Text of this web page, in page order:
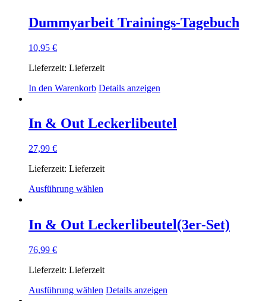
Dummyarbeit Trainings-Tagebuch
10,95 €
Lieferzeit: Lieferzeit
In den Warenkorb Details anzeigen
In & Out Leckerlibeutel
27,99 €
Lieferzeit: Lieferzeit
Ausführung wählen
mehrere
Varianten
können
der
In & Out Leckerlibeutel(3er-Set)
76,99 €
Lieferzeit: Lieferzeit
Ausführung wählen Details anzeigen